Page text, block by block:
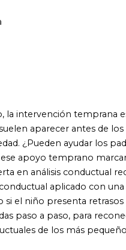
temprano marcará la diferencia.
conductual reconocida en
aplicado con una metodología
presenta retrasos madurativos
paso, para reconectar y
los más pequeños, incluidos el